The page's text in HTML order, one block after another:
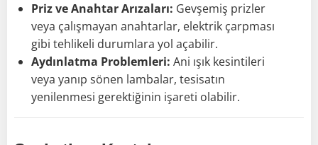
Priz ve Anahtar Arızaları: Gevşemiş prizler
veya çalışmayan anahtarlar, elektrik çarpması
gibi tehlikeli durumlara yol açabilir.
Aydınlatma Problemleri: Ani ışık kesintileri
veya yanıp sönen lambalar, tesisatın
yenilenmesi gerektiğinin işareti olabilir.